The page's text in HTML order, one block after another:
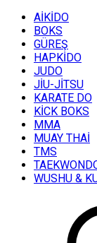
AİKİDO
BOKS
GÜREŞ
HAPKİDO
JUDO
JİU-JİTSU
KARATE DO
KİCK BOKS
MMA
MUAY THAİ
TMS
WUSHU &